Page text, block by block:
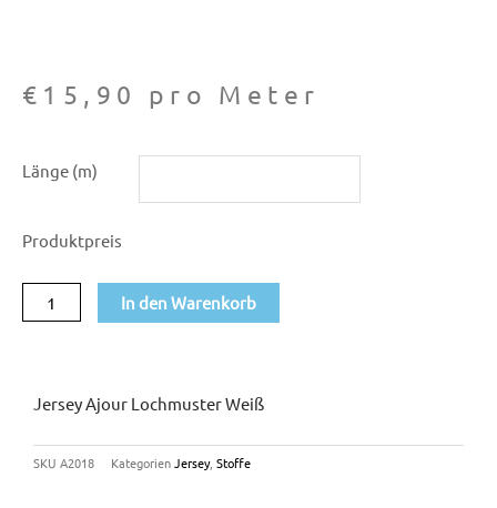
€ 15,90 pro Meter
Länge (m)
Produktpreis
Ajour
weiß
Menge
In den Warenkorb
Jersey Ajour Lochmuster Weiß
SKU A2018 KategorienJersey, Stoffe